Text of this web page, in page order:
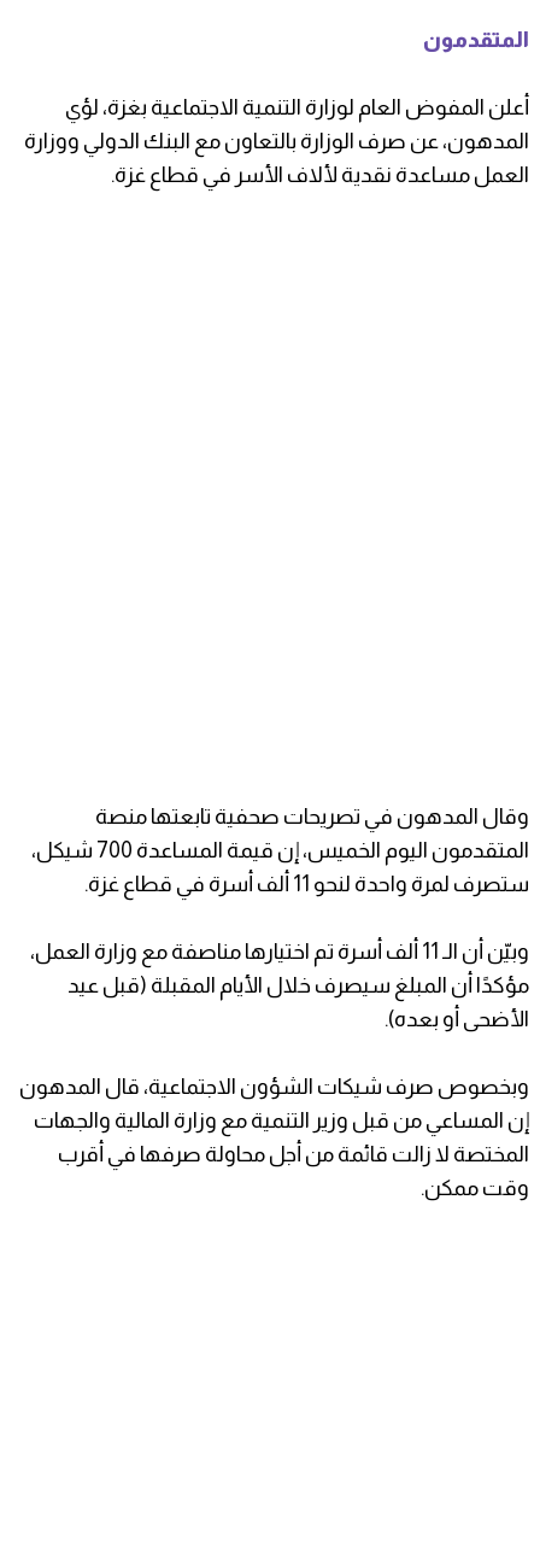
المتقدمون
أعلن المفوض العام لوزارة التنمية الاجتماعية بغزة، لؤي
المدهون، عن صرف الوزارة بالتعاون مع البنك الدولي ووزارة
العمل مساعدة نقدية لألاف الأسر في قطاع غزة.
وقال المدهون في تصريحات صحفية تابعتها منصة
المتقدمون اليوم الخميس، إن قيمة المساعدة 700 شيكل،
ستصرف لمرة واحدة لنحو 11 ألف أسرة في قطاع غزة.
وبيّن أن الـ 11 ألف أسرة تم اختيارها مناصفة مع وزارة العمل،
مؤكدًا أن المبلغ سيصرف خلال الأيام المقبلة (قبل عيد
الأضحى أو بعده).
وبخصوص صرف شيكات الشؤون الاجتماعية، قال المدهون
إن المساعي من قبل وزير التنمية مع وزارة المالية والجهات
المختصة لا زالت قائمة من أجل محاولة صرفها في أقرب
وقت ممكن.